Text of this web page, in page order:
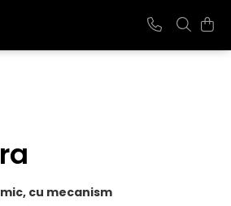
cu mecanism